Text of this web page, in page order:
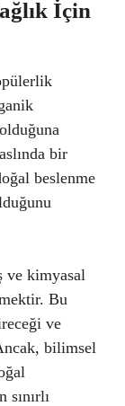
İçin
bir
beslenme
ve kimyasal
Bu
ve
bilimsel